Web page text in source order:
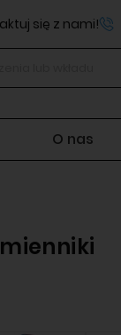
się z nami!
O nas